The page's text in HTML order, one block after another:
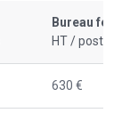
Bureau
HT / poste /
630 €